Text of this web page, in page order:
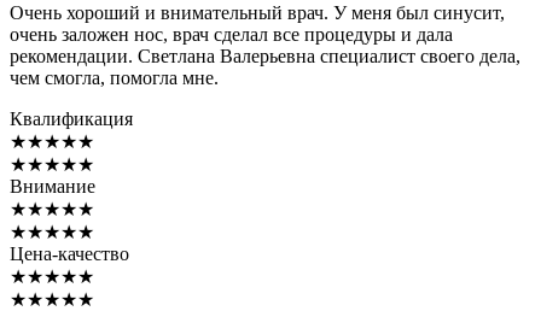
Очень хороший и внимательный врач. У меня был синусит,
очень заложен нос, врач сделал все процедуры и дала
рекомендации. Светлана Валерьевна специалист своего дела,
чем смогла, помогла мне.
Квалификация
★★★★★
★★★★★
Внимание
★★★★★
★★★★★
Цена-качество
★★★★★
★★★★★